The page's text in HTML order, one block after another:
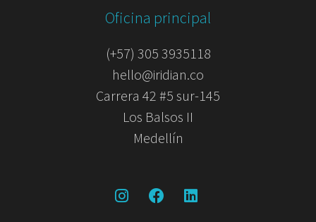
Oficina principal
(+57) 305 3935118
hello@iridian.co
Carrera 42 #5 sur-145
Los Balsos II
Medellín